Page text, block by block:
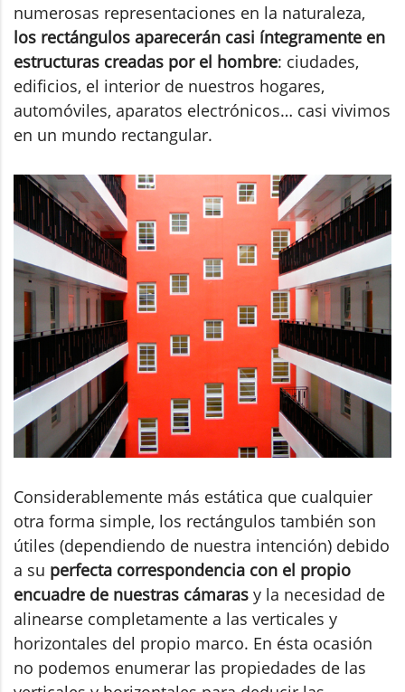
numerosas representaciones en la naturaleza,
los rectángulos aparecerán casi íntegramente en
estructuras creadas por el hombre: ciudades,
edificios, el interior de nuestros hogares,
automóviles, aparatos electrónicos… casi vivimos
en un mundo rectangular.
Considerablemente más estática que cualquier
otra forma simple, los rectángulos también son
útiles (dependiendo de nuestra intención) debido
a su perfecta correspondencia con el propio
encuadre de nuestras cámaras y la necesidad de
alinearse completamente a las verticales y
horizontales del propio marco. En ésta ocasión
no podemos enumerar las propiedades de las